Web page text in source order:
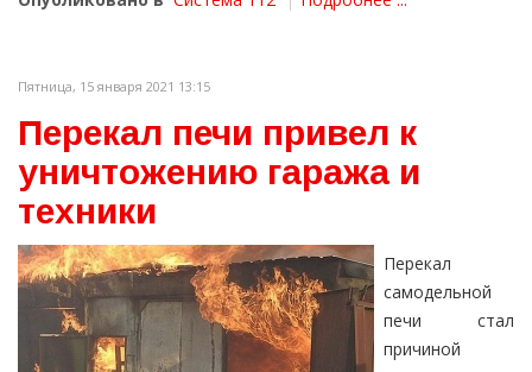
Пятница, 15 января 2021 13:15
Перекал печи привел к
уничтожению гаража и
техники
Перекал
самодельной
печи стал
причиной